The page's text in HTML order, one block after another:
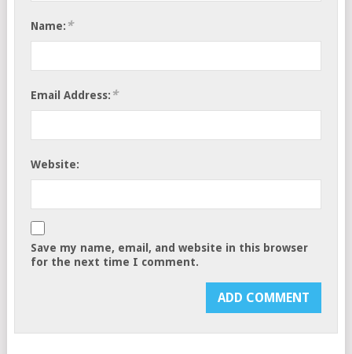
Name: *
Email Address: *
Website:
Save my name, email, and website in this browser
for the next time I comment.